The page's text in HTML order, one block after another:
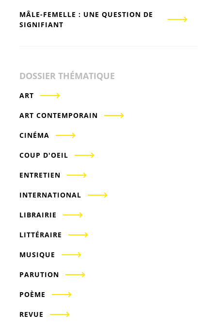
MÂLE-FEMELLE : UNE QUESTION DE
SIGNIFIANT
DOSSIER THÉMATIQUE
ART
ART CONTEMPORAIN
CINÉMA
COUP D'OEIL
ENTRETIEN
INTERNATIONAL
LIBRAIRIE
LITTÉRAIRE
MUSIQUE
PARUTION
POÈME
REVUE